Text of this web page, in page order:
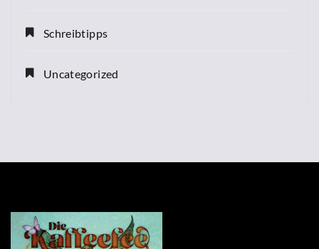
Schreibtipps
Uncategorized